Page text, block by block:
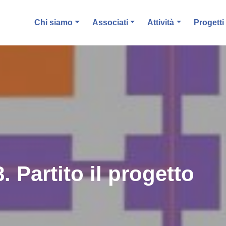
Chi siamo Associati Attività Progetti
Partito il progetto